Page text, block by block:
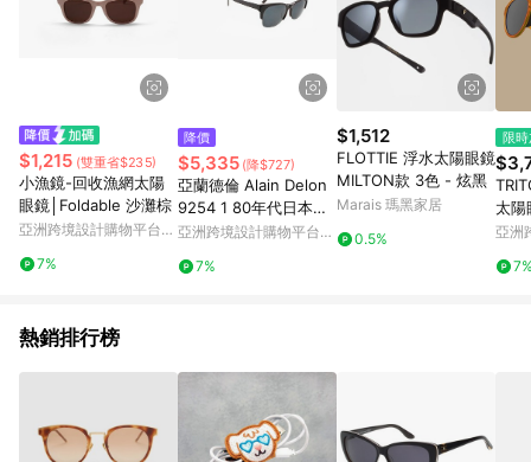
扣 (含折價券折扣)】、【P幣扣抵】、【現金積點扣抵】及【訂單
運費】等金額。 《6》符合LINE POINTS回饋資格之訂單將於商
家訂單頁面標示「LINE回饋」，若無此標示則 不符合回饋LINE
POINTS點數資格亦不得使用點數紅包 。 《7》LINE購物設有
「單一商品最高回饋點數」機制 (特殊活動時開放「回饋無上
限」)，以同一訂單中同一商品不論件數計算，並依訂單成立時間
當下LINE購物所設定的回饋機制為準。 《8》LINE購物為購物資
訊整合性平台，商品資料更新會有時間差，如顯示之商品規格、
顏色、價位、贈品與PChome 24h購物銷售網頁不符，以銷售網
頁標示為準！
$1,215 (雙重省$235)
小漁鏡-回收漁網太陽
眼鏡│Foldable 沙灘棕
亞洲跨境設計購物平台
7%
降價
$5,335 (降$727)
亞蘭德倫 Alain Delon
9254 1 80年代日本製
塑膠框古董太陽眼鏡
亞洲跨境設計購物平台
7%
$1,512
FLOTTIE 浮水太陽眼鏡
MILTON款 3色 - 炫黑
Marais 瑪黑家居
0.5%
限
太陽
框)
亞洲
熱銷排行榜